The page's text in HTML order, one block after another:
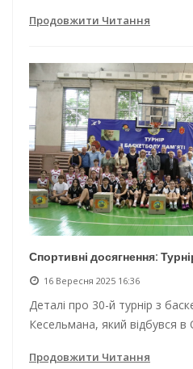
Продовжити Читання
Спортивні досягнення:
16 Вересня 2025 16:36
Деталі про 30-й турнір з
Кесельмана, який відбувся в
Продовжити Читання